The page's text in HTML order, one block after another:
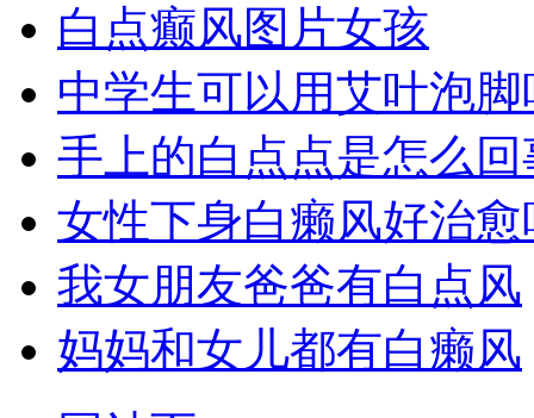
白点癫风图片女孩
中学生可以用艾叶泡
手上的白点点是怎么
女性下身白癞风好治愈
我女朋友爸爸有白点风
妈妈和女儿都有白癞风